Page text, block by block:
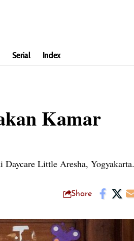
Serial Index
Kamar
Daycare Little Aresha, Yogyakarta.
Share